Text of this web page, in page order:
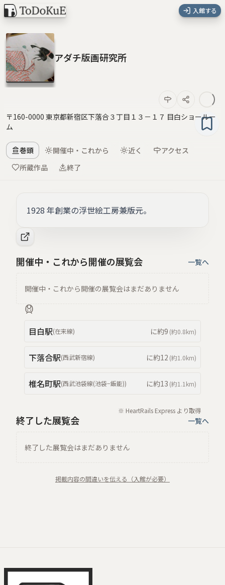
入館する
アダチ版画研究所
〒160-0000 東京都新宿区下落合３丁目１３－１７ 目白ショールー
ム
巻頭 開催中・これから 近く
アクセス
所蔵作品
終了
1928 年創業の浮世絵工房兼版元。
開催中・これから開催の展覧会 一覧へ
開催中・これから開催の展覧会はまだありません
目白駅(在来線) に約9 (約0.8km)
下落合駅(西武新宿線) に約12 (約1.0km)
椎名町駅(西武池袋線(池袋−飯能)) に約13 (約1.1km)
※ HeartRails Express より取得
終了した展覧会 一覧へ
終了した展覧会はまだありません
掲載内容の間違いを伝える（入館が必要）